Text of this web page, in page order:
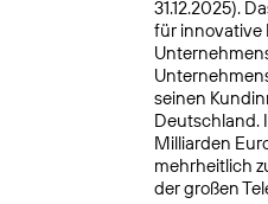
31.12.2025).
für innovative
seinen
Deutschland.
Milliarden
mehrheitlich
der großen